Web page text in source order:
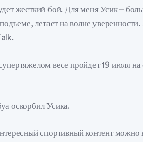
жесткий бой. Для меня Усик –
летает на волне
весе пройдет 19 июля
оскорбил Усика.
спортивный контент